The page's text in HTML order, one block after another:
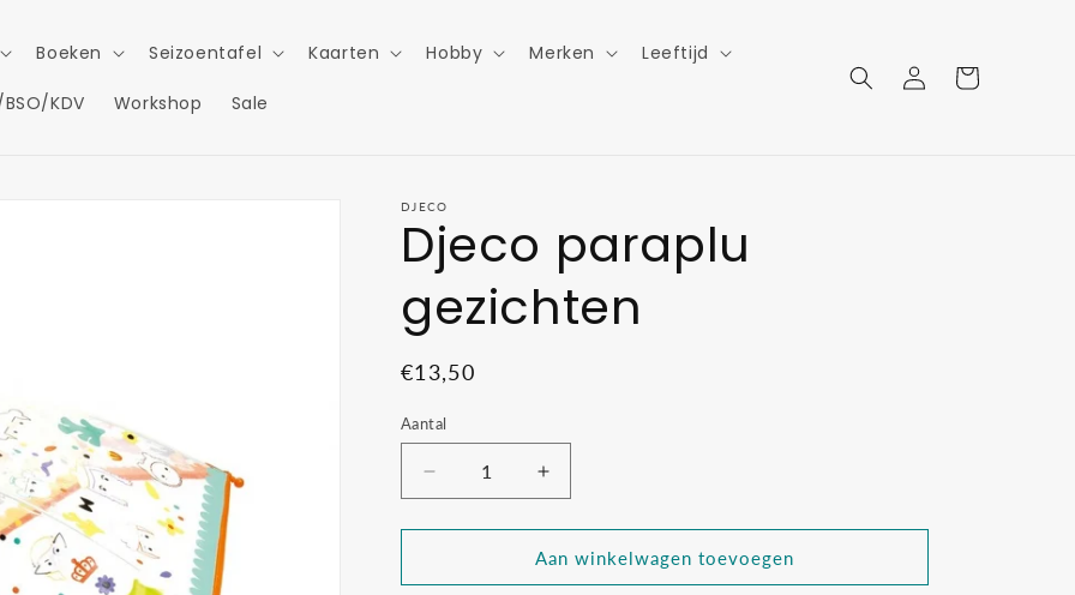
Boeken Seizoentafel Kaarten Hobby Merken Leeftijd
KDV Workshop Sale
Inloggen
Winkelwagen
DJECO
Djeco paraplu
gezichten
Normale
€13,50
Aantal
Aantal
verlagen
voor
paraplu
Aantal
verhogen
voor
Djeco
paraplu
Aan winkelwagen toevoegen